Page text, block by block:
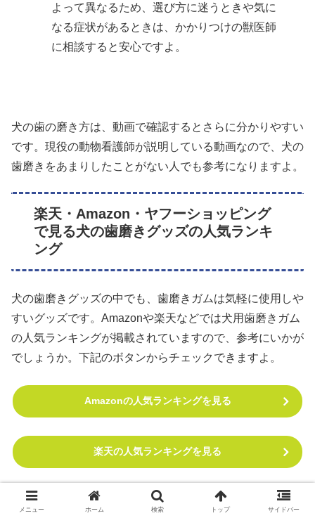
よって異なるため、選び方に迷うときや気に
なる症状があるときは、かかりつけの獣医師
に相談すると安心ですよ。
犬の歯の磨き方は、動画で確認するとさらに分かりやすい
です。現役の動物看護師が説明している動画なので、犬の
歯磨きをあまりしたことがない人でも参考になりますよ。
楽天・Amazon・ヤフーショッピング
で見る犬の歯磨きグッズの人気ランキ
ング
犬の歯磨きグッズの中でも、歯磨きガムは気軽に使用しや
すいグッズです。Amazonや楽天などでは犬用歯磨きガム
の人気ランキングが掲載されていますので、参考にいかが
でしょうか。下記のボタンからチェックできますよ。
Amazonの人気ランキングを見る
楽天の人気ランキングを見る
Yahoo!ショッピングの人気ランキングを見る
メニュー ホーム 検索 トップ サイドバー